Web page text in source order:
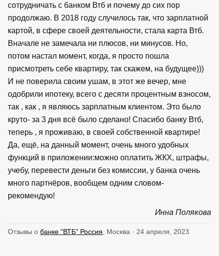
сотрудничать с банком Втб и почему до сих пор
продолжаю. В 2018 году случилось так, что зарплатной
картой, в сфере своей деятельности, стала карта Втб.
Вначале не замечала ни плюсов, ни минусов. Но,
потом настал момент, когда, я просто пошла
присмотреть себе квартиру, так скажем, на будущее)))
И не поверила своим ушам, в этот же вечер, мне
одобрили ипотеку, всего с десяти процентным взносом,
так , как , я являюсь зарплатным клиентом. Это было
круто- за 3 дня всё было сделано! Спасибо банку Втб,
теперь , я проживаю, в своей собственной квартире!
Да, ещё, на данный момент, очень много удобных
функций в приложении:можно оплатить ЖКХ, штрафы,
учебу, перевести деньги без комиссии, у банка очень
много партнёров, вообщем одним словом-
рекомендую!
Инна Полякова
Отзывы о банке "ВТБ" Россия , Москва · 24 апреля, 2023